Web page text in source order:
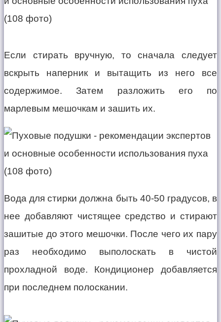
Если стирать вручную, то сначала следует
вскрыть наперник и вытащить из него все
содержимое. Затем разложить его по
марлевым мешочкам и зашить их.
Вода для стирки должна быть 40-50 градусов, в
нее добавляют чистящее средство и стирают
зашитые до этого мешочки. После чего их пару
раз необходимо выполоскать в чистой
прохладной воде. Кондиционер добавляется
при последнем полоскании.